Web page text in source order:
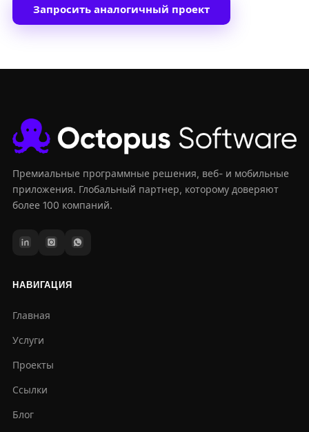
Запросить аналогичный проект
Премиальные программные решения, веб- и мобильные
приложения. Глобальный партнер, которому доверяют
более 100 компаний.
НАВИГАЦИЯ
Главная
Услуги
Проекты
Ссылки
Блог